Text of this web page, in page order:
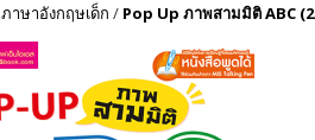
ภาษาอังกฤษเด็ก / Pop Up ภาพสามมิติ ABC